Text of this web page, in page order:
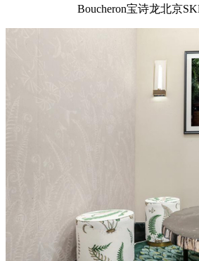
Boucheron宝诗龙北京